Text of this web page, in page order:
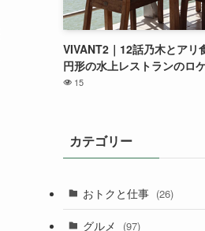
VIVANT2｜12話乃木とアリ
円形の水上レストランのロ
15
カテゴリー
おトクと仕事 (26)
グルメ (97)